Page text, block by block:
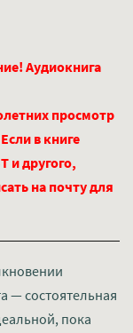
Аудиокнига
просмотр
в книге
и другого,
на почту для
— состоятельная
пока